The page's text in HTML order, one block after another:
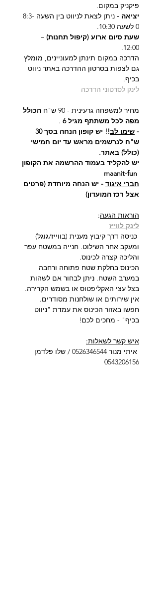
פיקניק במקום.
יציאה -
ניתן לצאת לניווט בין השעה 8:3-
0 לשעה 10:30.
שעת סיום ארוע (קיפול תחנות) –
12:00.
הדרכה במקום תינתן למעוניינים, מומלץ
גם לצפות בסרטון ההדרכה באתר ניווט
בכיף.
לינק לסרטוני הדרכה
מחיר למשפחה גרעינית - 90 ש"ח
הכולל
מפה לכל משתתף מגיל 6
.
- שימו לב
ש"ח לנרשמים מראש עד יום חמישי
(כולל) באתר.
יש להקליד בעמוד ההרשמה את הקופון
חברי איגוד - יש הנחה מיוחדת (פרטים
אצל רכז המועדון)
הוראות הגעה:
לינק לווייז
כניסה דרך קיבוץ מענית (בווייז/גוגל)
ומעקב אחר השילוט. חנייה במשטח עפר
והליכה קצרה לכינוס.
הכינוס בחלקת שטח פתוחה ורחבה
במערב השטח. ניתן לבחור אם לשהות
בצל עצי האקליפטוס או בשמש הקרירה.
אין שירותים או שולחנות מסודרים.
חפשו באזור הכינוס את עמדת "ניווט
בכיף" - מחכים לכם!
איש קשר לשאלות:
איתי מנור 0526346544 / שלו פלדמן
0543206156